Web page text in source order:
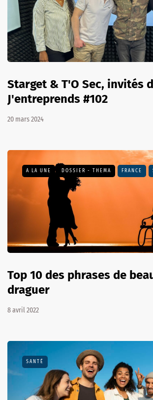
Starget & T'O Sec, invités
J'entreprends #102
20 mars 2024
A LA UNE DOSSIER - THEMA FRANCE
Top 10 des phrases de
draguer
8 avril 2022
SANTÉ